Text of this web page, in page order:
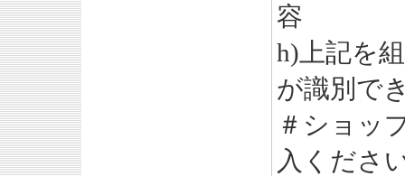
容
h)上記を
が識別で
＃ショッ
入くださ